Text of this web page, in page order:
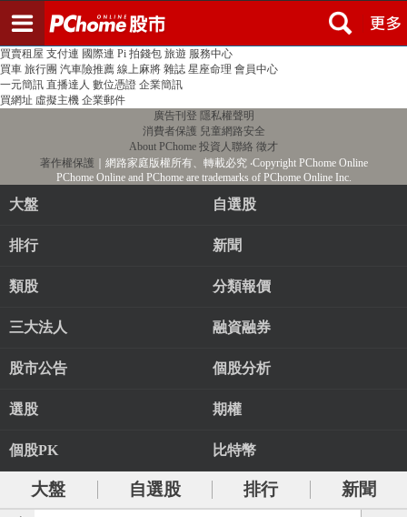
PChome首頁 線上購物 24h購物 書店
買賣租屋 支付連 國際連 Pi 拍錢包 旅遊 服務中心
買車 旅行團 汽車險推薦 線上麻將 雜誌 星座命理 會員中心
一元簡訊 直播達人 數位憑證 企業簡訊
買網址 虛擬主機 企業郵件
廣告刊登 隱私權聲明
消費者保護 兒童網路安全
About PChome 投資人聯絡 徵才
著作權保護 ｜網路家庭版權所有、轉載必究‧Copyright PChome Online
PChome Online and PChome are trademarks of PChome Online Inc.
大盤 自選股
排行 新聞
類股 分類報價
三大法人 融資融券
股市公告 個股分析
選股 期權
個股PK 比特幣
大盤 自選股 排行
新聞